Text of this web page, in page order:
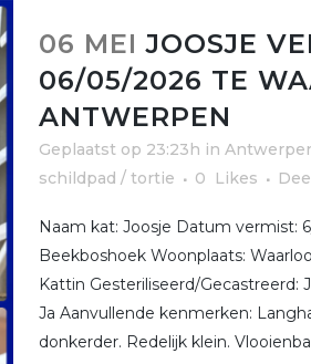
06 MEI JOOSJE
06/05/2026 TE
ANTWERPEN
Geplaatst op 23:23h in
schildpad / tortie
0 Likes
Naam kat: Joosje Datum vermist:
Beekboshoek Woonplaats:
Kattin Gesteriliseerd/Gecastreerd:
Ja Aanvullende kenmerken:
donkerder. Redelijk klein.